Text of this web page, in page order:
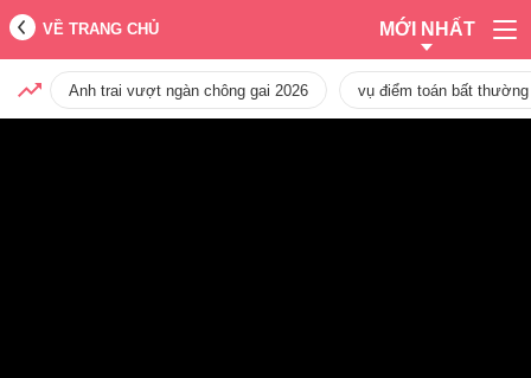
VỀ TRANG CHỦ MỚI NHẤT
Anh trai vượt ngàn chông gai 2026 vụ điểm toán bất